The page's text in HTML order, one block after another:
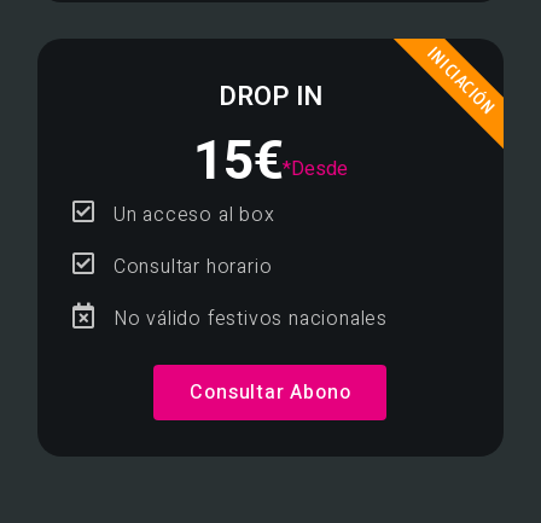
DROP IN
15€*Desde
Un acceso al box
Consultar horario
No válido festivos nacionales
Consultar Abono
INICIACIÓN